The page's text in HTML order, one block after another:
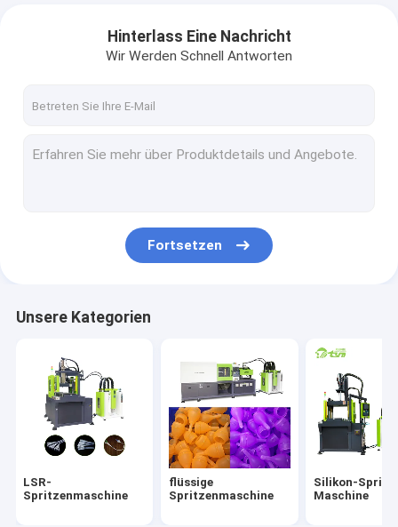
Schuss-Spritzen-Maschine LSR 2
Maschine LSR Microinjection
Menstruationstasse-Produktionsmaschine
Hinterlass Eine Nachricht
Wir Werden Schnell Antworten
Fortsetzen
Unsere Kategorien
LSR-
Spritzenmaschine
flüssige
Spritzenmaschine
Silikon-
Maschine